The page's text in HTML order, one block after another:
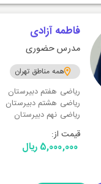
فاطمه آزادی
مدرس حضوری
همه مناطق تهران
ریاضی هفتم دبیرستان
ریاضی هشتم دبیرستان
ریاضی نهم دبیرستان
قیمت از:
5,000,000 ریال